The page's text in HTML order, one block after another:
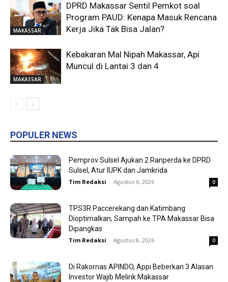
MAKASSAR
DPRD Makassar Sentil Pemkot soal
Program PAUD: Kenapa Masuk Rencana
Kerja Jika Tak Bisa Jalan?
MAKASSAR
Kebakaran Mal Nipah Makassar, Api
Muncul di Lantai 3 dan 4
POPULER NEWS
Pemprov Sulsel Ajukan 2 Ranperda ke DPRD
Sulsel, Atur IUPK dan Jamkrida
Tim Redaksi - Agustus 6, 2026 0
TPS3R Paccerekang dan Katimbang
Dioptimalkan, Sampah ke TPA Makassar Bisa
Dipangkas
Tim Redaksi - Agustus 8, 2026 0
Di Rakornas APINDO, Appi Beberkan 3 Alasan
Investor Wajib Melirik Makassar